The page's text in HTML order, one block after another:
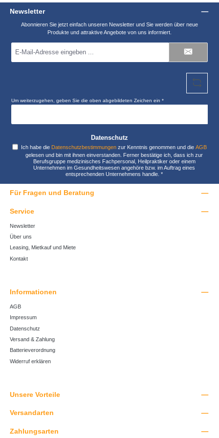
Newsletter
Abonnieren Sie jetzt einfach unseren Newsletter und Sie werden über neue
Produkte und attraktive Angebote von uns informiert.
Mail-
Um weiterzugehen, geben Sie die oben abgebildeten Zeichen ein*
Datenschutz
Ich habe die Datenschutzbestimmungen zur Kenntnis genommen und dieAGB
gelesen und bin mit ihnen einverstanden. Ferner bestätige ich, dass ich zur
Berufsgruppe medizinisches Fachpersonal, Heilpraktiker oder einem
Unternehmen im Gesundheitswesen angehöre bzw. im Auftrag eines
entsprechenden Unternehmens handle.*
Für Fragen und Beratung
Unsere Vorteile
Service
Newsletter
Über uns
Leasing, Mietkauf und Miete
Kontakt
Informationen
AGB
Impressum
Datenschutz
Versand & Zahlung
Batterieverordnung
Widerruf erklären
Versandarten
Zahlungsarten